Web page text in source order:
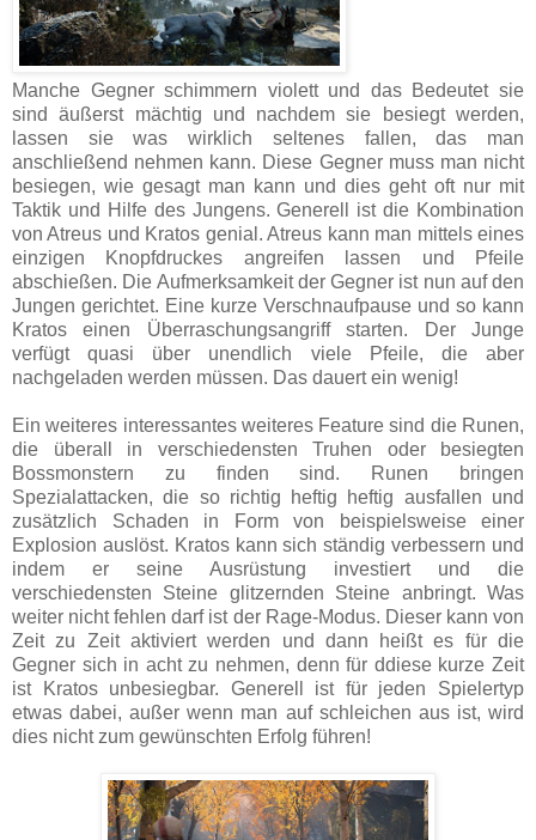
Manche Gegner schimmern violett und das Bedeutet sie
sind äußerst mächtig und nachdem sie besiegt werden,
lassen sie was wirklich seltenes fallen, das man
anschließend nehmen kann. Diese Gegner muss man nicht
besiegen, wie gesagt man kann und dies geht oft nur mit
Taktik und Hilfe des Jungens. Generell ist die Kombination
von Atreus und Kratos genial. Atreus kann man mittels eines
einzigen Knopfdruckes angreifen lassen und Pfeile
abschießen. Die Aufmerksamkeit der Gegner ist nun auf den
Jungen gerichtet. Eine kurze Verschnaufpause und so kann
Kratos einen Überraschungsangriff starten. Der Junge
verfügt quasi über unendlich viele Pfeile, die aber
nachgeladen werden müssen. Das dauert ein wenig!
Ein weiteres interessantes weiteres Feature sind die Runen,
die überall in verschiedensten Truhen oder besiegten
Bossmonstern zu finden sind. Runen bringen
Spezialattacken, die so richtig heftig heftig ausfallen und
zusätzlich Schaden in Form von beispielsweise einer
Explosion auslöst. Kratos kann sich ständig verbessern und
indem er seine Ausrüstung investiert und die
verschiedensten Steine glitzernden Steine anbringt. Was
weiter nicht fehlen darf ist der Rage-Modus. Dieser kann von
Zeit zu Zeit aktiviert werden und dann heißt es für die
Gegner sich in acht zu nehmen, denn für ddiese kurze Zeit
ist Kratos unbesiegbar. Generell ist für jeden Spielertyp
etwas dabei, außer wenn man auf schleichen aus ist, wird
dies nicht zum gewünschten Erfolg führen!